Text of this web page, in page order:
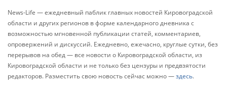
News-Life — ежедневный паблик главных новостей Кировоградской
области и других регионов в форме календарного дневника с
возможностью мгновенной публикации статей, комментариев,
опровержений и дискуссий. Ежедневно, ежечасно, круглые сутки, без
перерывов на обед — все новости о Кировоградской области, из
Кировоградской области и не только без цензуры и предвзятости
редакторов. Разместить свою новость сейчас можно —здесь.